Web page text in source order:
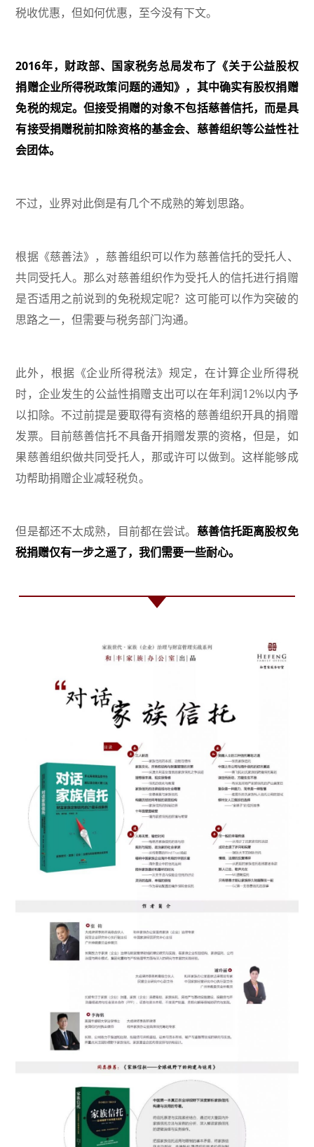
税收优惠，但如何优惠，至今没有下文。
2016年，财政部、国家税务总局发布了《关于公益股权
捐赠企业所得税政策问题的通知》，其中确实有股权捐赠
免税的规定。但接受捐赠的对象不包括慈善信托，而是具
有接受捐赠税前扣除资格的基金会、慈善组织等公益性社
会团体。
不过，业界对此倒是有几个不成熟的筹划思路。
根据《慈善法》，慈善组织可以作为慈善信托的受托人、
共同受托人。那么对慈善组织作为受托人的信托进行捐赠
是否适用之前说到的免税规定呢？这可能可以作为突破的
思路之一，但需要与税务部门沟通。
此外，根据《企业所得税法》规定，在计算企业所得税
时，企业发生的公益性捐赠支出可以在年利润12%以内予
以扣除。不过前提是要取得有资格的慈善组织开具的捐赠
发票。目前慈善信托不具备开捐赠发票的资格，但是，如
果慈善组织做共同受托人，那或许可以做到。这样能够成
功帮助捐赠企业减轻税负。
但是都还不太成熟，目前都在尝试。 慈善信托距离股权免
税捐赠仅有一步之遥了，我们需要一些耐心。